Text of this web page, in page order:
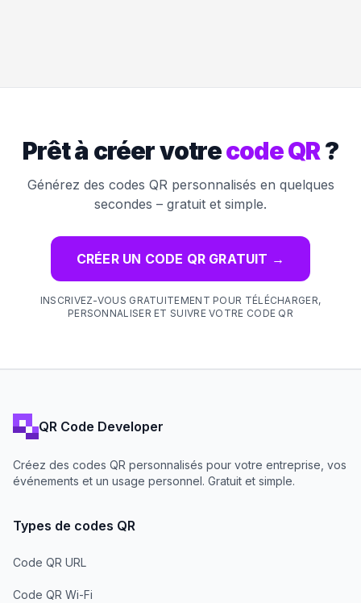
Prêt à créer votrecode QR?
Générez des codes QR personnalisés en quelques
secondes – gratuit et simple.
CRÉER UN CODE QR GRATUIT →
INSCRIVEZ-VOUS GRATUITEMENT POUR TÉLÉCHARGER,
PERSONNALISER ET SUIVRE VOTRE CODE QR
QR Code Developer
Créez des codes QR personnalisés pour votre entreprise, vos
événements et un usage personnel. Gratuit et simple.
Types de codes QR
Code QR URL
Code QR Wi-Fi